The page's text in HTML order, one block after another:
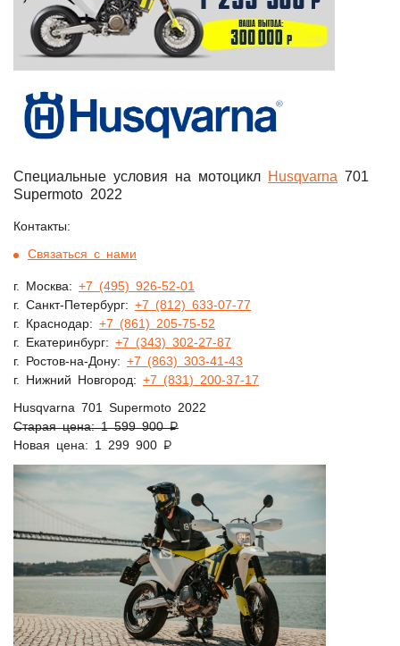
Специальные условия на мотоцикл Husqvarna 701
Supermoto 2022
Контакты:
Связаться с нами
г. Москва: +7 (495) 926-52-01
г. Санкт-Петербург: +7 (812) 633-07-77
г. Краснодар: +7 (861) 205-75-52
г. Екатеринбург: +7 (343) 302-27-87
г. Ростов-на-Дону: +7 (863) 303-41-43
г. Нижний Новгород: +7 (831) 200-37-17
Husqvarna 701 Supermoto 2022
Старая цена: 1 599 900 ₽
Новая цена: 1 299 900 ₽